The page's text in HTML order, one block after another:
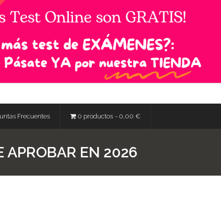
Frecuentes 0 productos 0,00 €
APROBAR EN 2026